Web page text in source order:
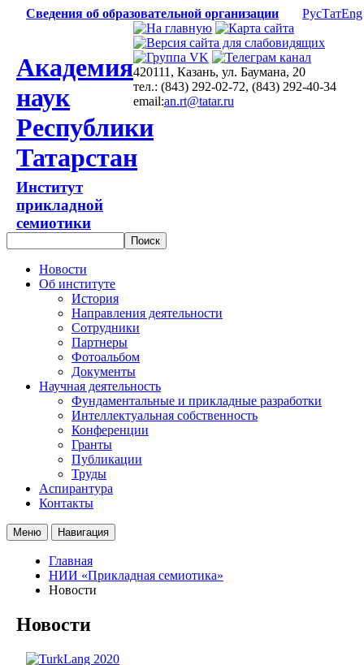
Сведения об образовательной организации РусТатEng
Академия
наук
Республики
Татарстан
Институт
прикладной
семиотики
420111, Казань, ул. Баумана, 20
тел.: (843) 292-02-72, (843) 292-40-34
email:an.rt@tatar.ru
Новости
Об институте
История
Направления деятельности
Сотрудники
Партнеры
Фотоальбом
Документы
Научная деятельность
Фундаментальные и прикладные разработки
Интеллектуальная собственность
Конференции
Гранты
Публикации
Труды
Аспирантура
Контакты
Меню Навигация
Главная
НИИ «Прикладная семиотика»
Новости
Новости